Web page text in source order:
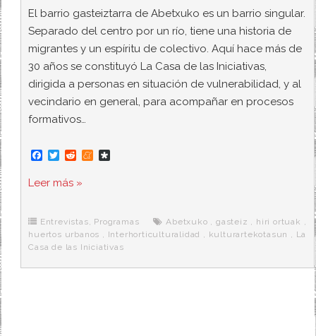
El barrio gasteiztarra de Abetxuko es un barrio singular.
Separado del centro por un río, tiene una historia de
migrantes y un espíritu de colectivo. Aquí hace más de
30 años se constituyó La Casa de las Iniciativas,
dirigida a personas en situación de vulnerabilidad, y al
vecindario en general, para acompañar en procesos
formativos…
F
c
e
o
k
T
i
t
r
R
d
M
e
r
a
Leer más »
Entrevistas, Programas Abetxuko , gasteiz , hiri ortuak ,
huertos urbanos , Interhorticulturalidad , kulturartekotasun , La
Casa de las Iniciativas